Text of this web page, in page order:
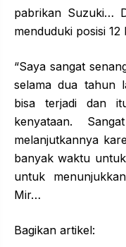
pabrikan Suzuki…
menduduki posisi
“Saya sangat
selama dua tahun
bisa terjadi dan
kenyataan.
melanjutkannya
banyak waktu
untuk
Mir…
Bagikan artikel: